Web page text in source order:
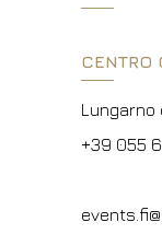
+39 06
CENTRO
Lungarno
+39 055